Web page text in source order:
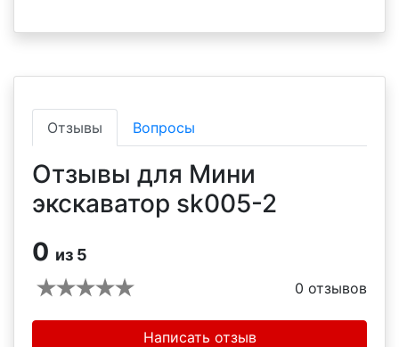
Отзывы Вопросы
Отзывы для Мини
экскаватор sk005-2
0 из 5
0 отзывов
Написать отзыв